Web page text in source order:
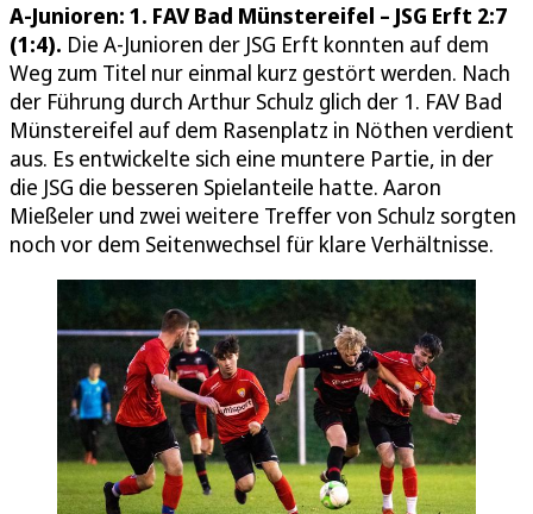
A-Junioren: 1. FAV Bad Münstereifel – JSG Erft 2:7
(1:4). Die A-Junioren der JSG Erft konnten auf dem
Weg zum Titel nur einmal kurz gestört werden. Nach
der Führung durch Arthur Schulz glich der 1. FAV Bad
Münstereifel auf dem Rasenplatz in Nöthen verdient
aus. Es entwickelte sich eine muntere Partie, in der
die JSG die besseren Spielanteile hatte. Aaron
Mießeler und zwei weitere Treffer von Schulz sorgten
noch vor dem Seitenwechsel für klare Verhältnisse.